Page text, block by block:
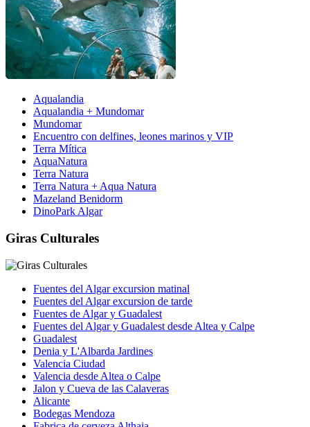
Aqualandia
Aqualandia + Mundomar
Mundomar
Encuentro con delfines, leones marinos y VIP
Terra Mítica
AquaNatura
Terra Natura
Terra Natura + Aqua Natura
Mazeland Benidorm
DinoPark Algar
Giras Culturales
Fuentes del Algar excursion matinal
Fuentes del Algar excursion de tarde
Fuentes de Algar y Guadalest
Fuentes del Algar y Guadalest desde Altea y Calpe
Guadalest
Denia y L'Albarda Jardines
Valencia Ciudad
Valencia desde Altea o Calpe
Jalon y Cueva de las Calaveras
Alicante
Bodegas Mendoza